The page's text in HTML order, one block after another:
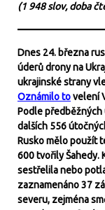
(1 948 slov, doba
Dnes 24. března
úderů drony na
ukrajinské strany
Oznámilo tovelení
Podle předběžných
dalších 556
Rusko mělo použít
600 tvořily Šahedy.
sestřelila nebo
zaznamenáno 37
severu, zejména